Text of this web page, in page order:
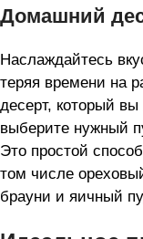
Домашний
Наслаждайтесь
теряя времени на
десерт, который
выберите нужный
Это простой
том числе
брауни и яичный